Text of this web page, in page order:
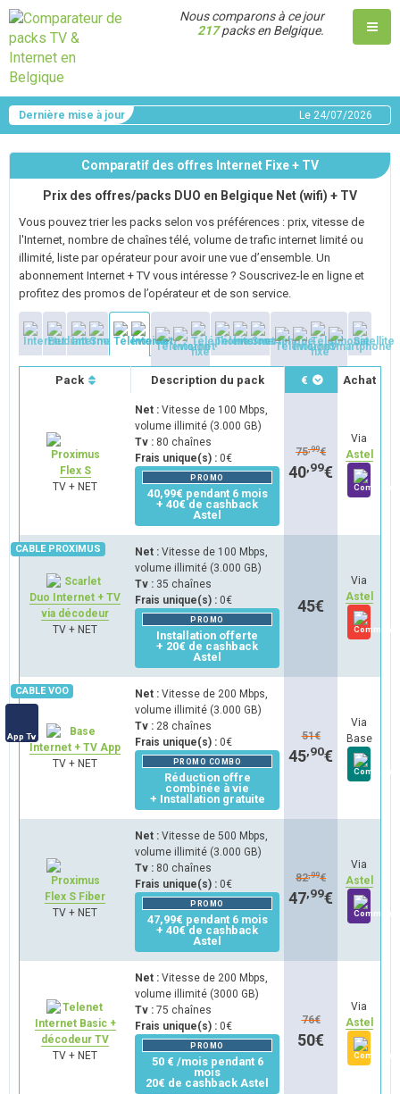
Nous comparons à ce jour
217packs en Belgique.
Dernière mise à jour Le 24/07/2026
Comparatif des offres Internet Fixe + TV
Prix des offres/packs DUO en Belgique Net (wifi) + TV
Vous pouvez trier les packs selon vos préférences : prix, vitesse de
l'Internet, nombre de chaînes télé, volume de trafic internet limité ou
illimité, liste par opérateur pour avoir une vue d’ensemble. Un
abonnement Internet + TV vous intéresse ? Souscrivez-le en ligne et
profitez des promos de l’opérateur et de son service.
Pack Description du pack € Achat
Flex S
TV + NET
Net : Vitesse de 100 Mbps,
volume illimité (3.000 GB)
Tv : 80 chaînes
Frais unique(s) : 0€
PROMO
40,99€ pendant 6 mois
+ 40€ de cashback
Astel
75,99€
40,99€
Via
Astel
Duo Internet + TV
via décodeur
TV + NET
Net : Vitesse de 100 Mbps,
volume illimité (3.000 GB)
Tv : 35 chaînes
Frais unique(s) : 0€
PROMO
Installation offerte
+ 20€ de cashback
Astel
45€
Via
Astel
Internet + TV App
TV + NET
App Tv
Net : Vitesse de 200 Mbps,
volume illimité (3.000 GB)
Tv : 28 chaînes
Frais unique(s) : 0€
PROMO COMBO
Réduction offre
combinée à vie
+ Installation gratuite
51€
45,90€
Via
Base
Flex S Fiber
TV + NET
Net : Vitesse de 500 Mbps,
volume illimité (3.000 GB)
Tv : 80 chaînes
Frais unique(s) : 0€
PROMO
47,99€ pendant 6 mois
+ 40€ de cashback
Astel
82,99€
47,99€
Via
Astel
Internet Basic +
décodeur TV
TV + NET
Net : Vitesse de 200 Mbps,
volume illimité (3000 GB)
Tv : 75 chaînes
Frais unique(s) : 0€
PROMO
50 € /mois pendant 6
mois
20€ de cashback Astel
76€
50€
Via
Astel